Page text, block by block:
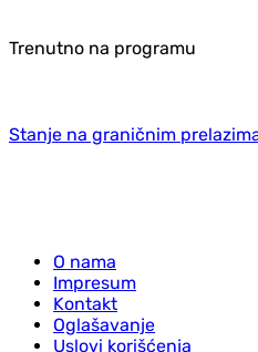
Trenutno na programu
Stanje na graničnim
O nama
Impresum
Kontakt
Oglašavanje
Uslovi korišćenja